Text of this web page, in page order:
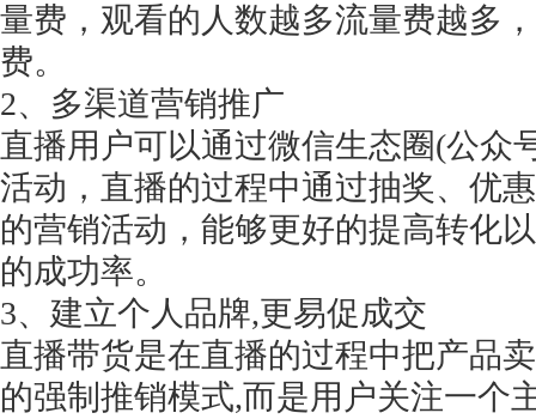
量费，观看的人数越多流量费越多
费。
2、多渠道营销推广
直播用户可以通过微信生态圈(公众
活动，直播的过程中通过抽奖、优
的营销活动，能够更好的提高转化
的成功率。
3、建立个人品牌,更易促成交
直播带货是在直播的过程中把产品
的强制推销模式,而是用户关注一个